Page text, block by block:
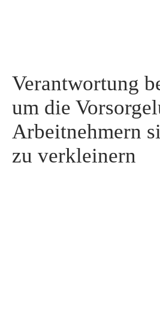
Verantwortung
um die
Arbeitnehmern
zu verkleinern